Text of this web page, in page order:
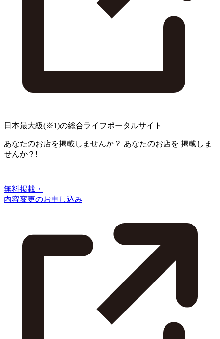
日本最大級(※1)の総合ライフポータルサイト
あなたのお店を掲載しませんか？ あなたのお店を 掲載しま
せんか？!
無料掲載・
内容変更のお申し込み